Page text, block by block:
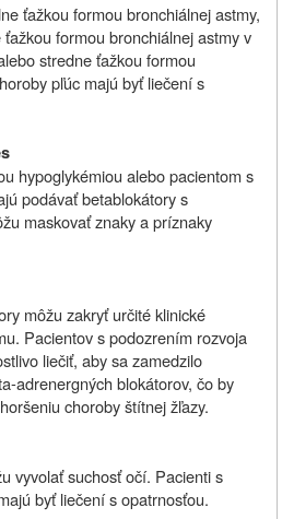
ťažkou formou bronchiálnej astmy,
formou bronchiálnej astmy v
stredne ťažkou formou
pľúc majú byť liečení s
hypoglykémiou alebo pacientom s
podávať betablokátory s
maskovať znaky a príznaky
môžu zakryť určité klinické
Pacientov s podozrením rozvoja
liečiť, aby sa zamedzilo
adrenergných blokátorov, čo by
choroby štítnej žľazy.
vyvolať suchosť očí. Pacienti s
byť liečení s opatrnosťou.